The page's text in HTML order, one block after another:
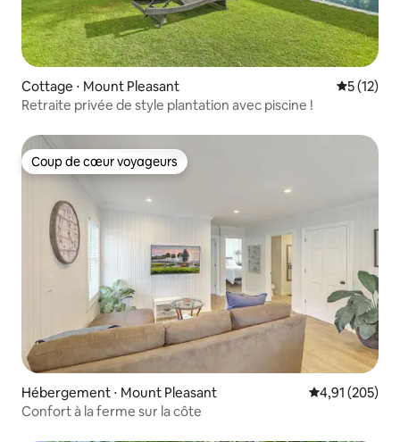
Cottage ⋅ Mount Pleasant
5 (12)
Retraite privée de style plantation avec piscine !
Coup de cœur voyageurs
Coup de cœur voyageurs
Hébergement ⋅ Mount Pleasant Évaluation
4,91 (205)
Confort à la ferme sur la côte